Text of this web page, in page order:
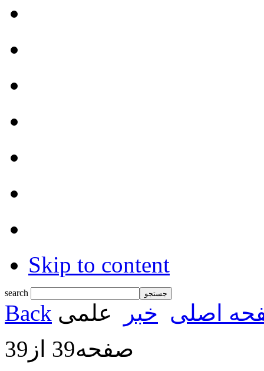
Skip to content
search
Back اصلی خبر
علمی
صفحه39 از39